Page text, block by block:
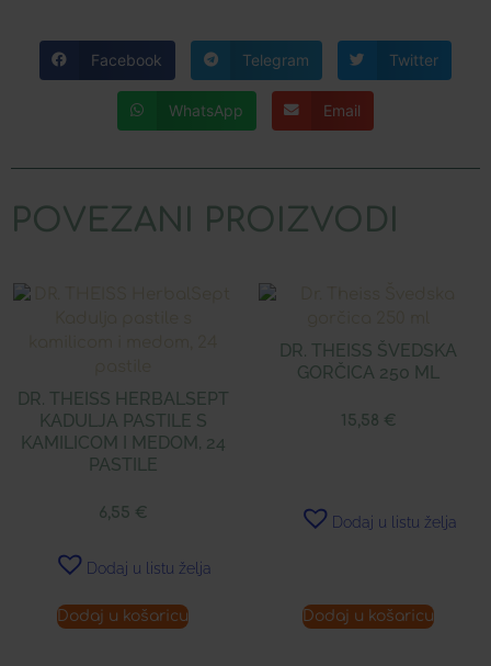
Facebook Telegram Twitter
WhatsApp Email
POVEZANI PROIZVODI
DR. THEISS HERBALSEPT
KADULJA PASTILE S
KAMILICOM I MEDOM, 24
PASTILE
6,55 €
Dodaj u listu želja
Dodaj u košaricu
DR. THEISS ŠVEDSKA
GORČICA 250 ML
15,58 €
Dodaj u listu želja
Dodaj u košaricu